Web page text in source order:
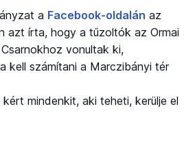
a Facebook-oldalán az
azt írta, hogy a tűzoltók az Ormai
vonultak ki,
kell számítani a Marczibányi tér
mindenkit, aki teheti, kerülje el